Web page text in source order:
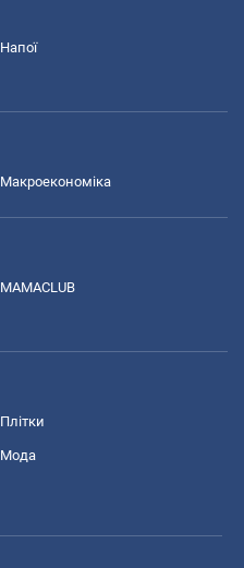
Напої
Макроекономіка
MAMACLUB
Плітки
Мода